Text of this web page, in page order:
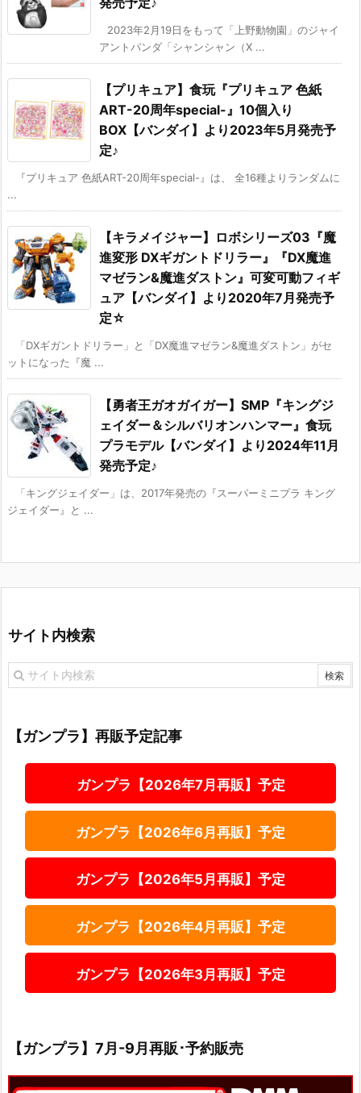
2023年2月19日をもって「上野動物園」のジャイ
アントパンダ「シャンシャン（X ...
【プリキュア】食玩『プリキュア 色紙
ART-20周年special-』10個入り
BOX【バンダイ】より2023年5月発売予
定♪
『プリキュア 色紙ART-20周年special-』は、 全16種よりランダムに
...
【キラメイジャー】ロボシリーズ03『魔
進変形 DXギガントドリラー』『DX魔進
マゼラン&魔進ダストン』可変可動フィギ
ュア【バンダイ】より2020年7月発売予
定☆
「DXギガントドリラー」と「DX魔進マゼラン&魔進ダストン」がセ
ットになった『魔 ...
【勇者王ガオガイガー】SMP『キングジ
ェイダー＆シルバリオンハンマー』食玩
プラモデル【バンダイ】より2024年11月
発売予定♪
「キングジェイダー」は、2017年発売の『スーパーミニプラ キング
ジェイダー』と ...
サイト内検索
【ガンプラ】再販予定記事
ガンプラ【2026年7月再販】予定
ガンプラ【2026年6月再販】予定
ガンプラ【2026年5月再販】予定
ガンプラ【2026年4月再販】予定
ガンプラ【2026年3月再販】予定
【ガンプラ】7月-9月再販･予約販売